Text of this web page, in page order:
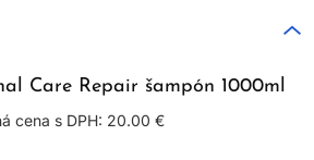
Care Repair šampón 1000ml
cena s DPH: 20.00 €